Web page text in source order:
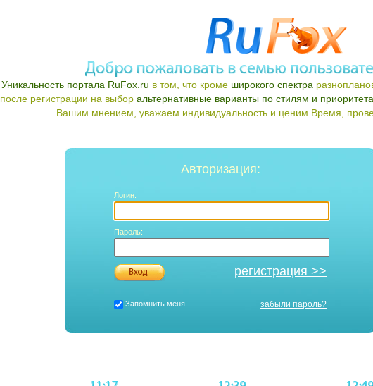
Уникальность портала RuFox.ru в том, что кроме широкого спектра
после регистрации на выбор альтернативные варианты по стилям и
Вашим мнением, уважаем индивидуальность и ценим Время,
Авторизация:
Логин:
Пароль:
регистрация >>
Запомнить меня забыли пароль?